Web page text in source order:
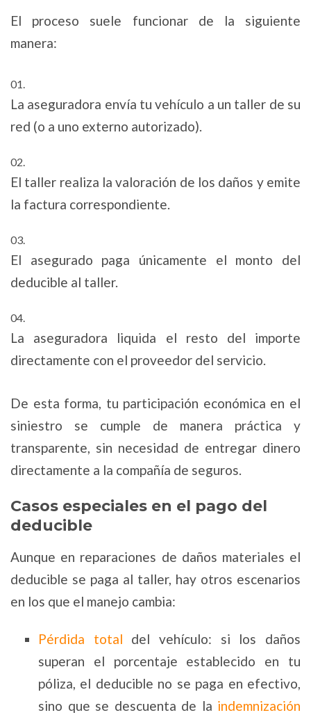
El proceso suele funcionar de la siguiente
manera:
La aseguradora envía tu vehículo a un taller de su
red (o a uno externo autorizado).
El taller realiza la valoración de los daños y emite
la factura correspondiente.
El asegurado paga únicamente el monto del
deducible al taller.
La aseguradora liquida el resto del importe
directamente con el proveedor del servicio.
De esta forma, tu participación económica en el
siniestro se cumple de manera práctica y
transparente, sin necesidad de entregar dinero
directamente a la compañía de seguros.
Casos especiales en el pago del
deducible
Aunque en reparaciones de daños materiales el
deducible se paga al taller, hay otros escenarios
en los que el manejo cambia:
Pérdida total del vehículo: si los daños
superan el porcentaje establecido en tu
póliza, el deducible no se paga en efectivo,
sino que se descuenta de la indemnización